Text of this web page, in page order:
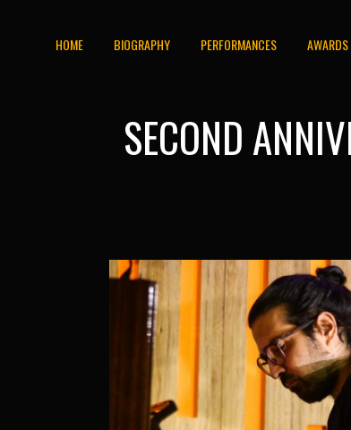
HOME BIOGRAPHY PERFORMANCES AWARDS
SECOND